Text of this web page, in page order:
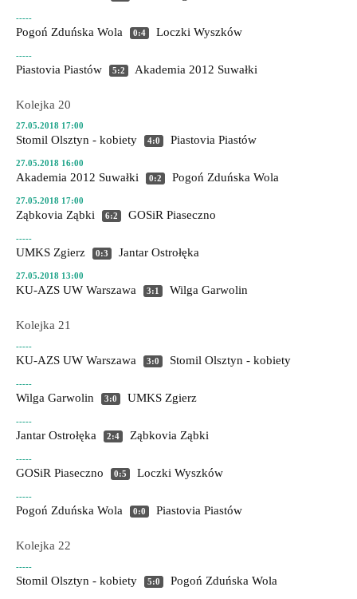
-----
Pogoń Zduńska Wola 0:4 Loczki Wyszków
-----
Piastovia Piastów 5:2 Akademia 2012 Suwałki
Kolejka 20
27.05.2018 17:00
Stomil Olsztyn - kobiety 4:0 Piastovia Piastów
27.05.2018 16:00
Akademia 2012 Suwałki 0:2 Pogoń Zduńska Wola
27.05.2018 17:00
Ząbkovia Ząbki 6:2 GOSiR Piaseczno
-----
UMKS Zgierz 0:3 Jantar Ostrołęka
27.05.2018 13:00
KU-AZS UW Warszawa 3:1 Wilga Garwolin
Kolejka 21
-----
KU-AZS UW Warszawa 3:0 Stomil Olsztyn - kobiety
-----
Wilga Garwolin 3:0 UMKS Zgierz
-----
Jantar Ostrołęka 2:4 Ząbkovia Ząbki
-----
GOSiR Piaseczno 0:5 Loczki Wyszków
-----
Pogoń Zduńska Wola 0:0 Piastovia Piastów
Kolejka 22
-----
Stomil Olsztyn - kobiety 5:0 Pogoń Zduńska Wola